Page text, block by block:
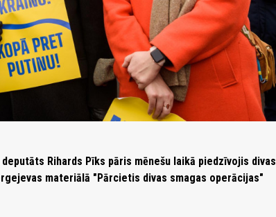
Rihards Pīks pāris mēnešu laikā piedzīvojis divas
materiālā "Pārcietis divas smagas operācijas"